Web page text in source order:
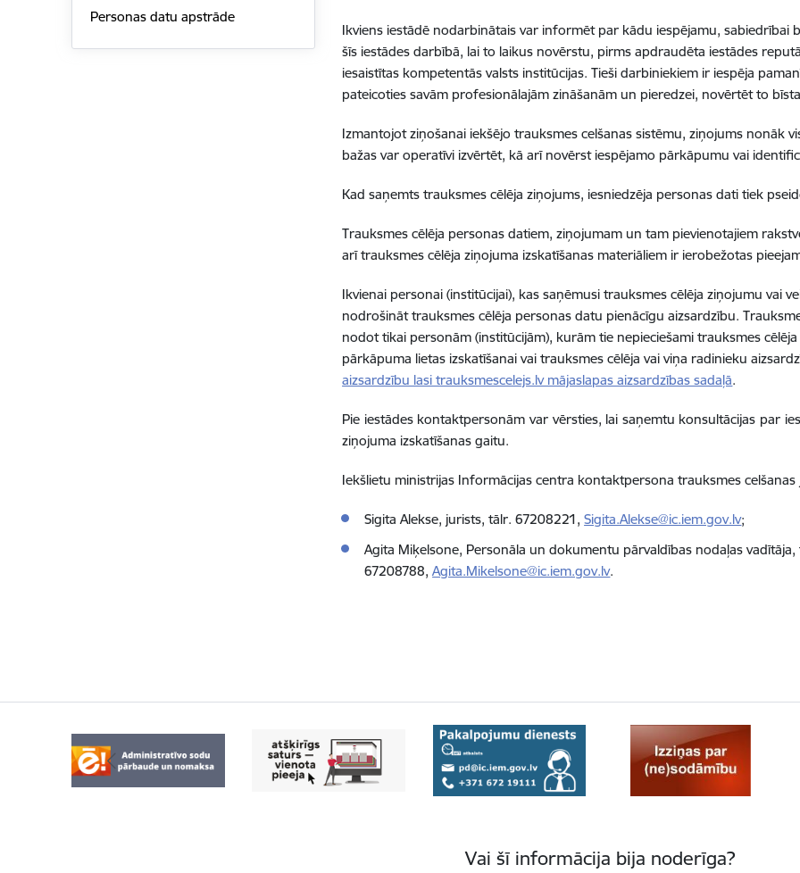
Personas datu apstrāde
Ikviens iestādē nodarbinātais var informēt par kādu iespējamu, sabiedrībai
šīs iestādes darbībā, lai to laikus novērstu, pirms apdraudēta iestādes
iesaistītas kompetentās valsts institūcijas. Tieši darbiniekiem ir iespēja
pateicoties savām profesionālajām zināšanām un pieredzei, novērtēt to
Izmantojot ziņošanai iekšējo trauksmes celšanas sistēmu, ziņojums nonāk
bažas var operatīvi izvērtēt, kā arī novērst iespējamo pārkāpumu vai
Kad saņemts trauksmes cēlēja ziņojums, iesniedzēja personas dati tiek
Trauksmes cēlēja personas datiem, ziņojumam un tam pievienotajiem
arī trauksmes cēlēja ziņojuma izskatīšanas materiāliem ir ierobežotas
Ikvienai personai (institūcijai), kas saņēmusi trauksmes cēlēja ziņojumu vai
nodrošināttrauksmes cēlēja personas datu pienācīgu aizsardzību.
nodottikai personām (institūcijām), kurām tie nepieciešami trauksmes
pārkāpuma lietas izskatīšanai vai trauksmes cēlēja vai viņa radinieku
aizsardzību lasi trauksmescelejs.lv mājaslapas aizsardzības sadaļā.
Pie iestādes kontaktpersonām var vērsties, lai saņemtu konsultācijas par
ziņojuma izskatīšanas gaitu.
Iekšlietu ministrijas Informācijas centra kontaktpersona trauksmes
Sigita Alekse, jurists, tālr. 67208221,Sigita.Alekse@ic.iem.gov.lv;
Agita Miķelsone, Personāla un dokumentu pārvaldības nodaļas vadītāja,
67208788,Agita.Mikelsone@ic.iem.gov.lv.
Vai šī informācija bija noderīga?